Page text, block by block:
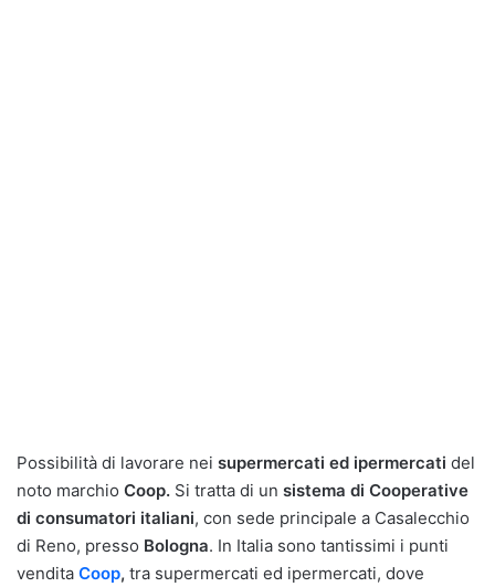
Possibilità di lavorare nei supermercati ed ipermercati del
noto marchio Coop. Si tratta di un sistema di Cooperative
di consumatori italiani, con sede principale a Casalecchio
di Reno, presso Bologna. In Italia sono tantissimi i punti
vendita Coop, tra supermercati ed ipermercati, dove